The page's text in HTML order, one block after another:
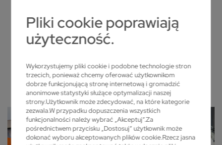
Pliki cookie poprawiają
użyteczność.
Wykorzystujemy pliki cookie i podobne technologie stron
trzecich, ponieważ chcemy oferować użytkownikom
dobrze funkcjonującą stronę internetową i gromadzić
anonimowe statystyki służące optymalizacji naszej
strony.Użytkownik może zdecydować, na które kategorie
zezwala.W przypadku dopuszczenia wszystkich
funkcjonalności należy wybrać „Akceptuj”.Za
pośrednictwem przycisku „Dostosuj” użytkownik może
dokonać wyboru akceptowanych plików cookie.Rzecz jasna
GRINDINGHUB 2024
2024-02-28